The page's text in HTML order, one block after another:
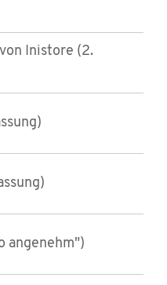
Inistore (2.
angenehm")